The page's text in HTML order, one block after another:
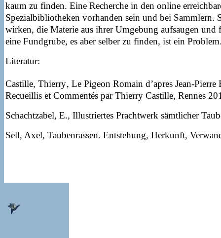
kaum zu finden. Eine Recherche in den online
Spezialbibliotheken vorhanden sein und bei Sammlern.
wirken, die Materie aus ihrer Umgebung aufsaugen
eine Fundgrube, es aber selber zu finden, ist ein
Literatur:
Castille, Thierry‚ Le Pigeon Romain d’apres Jean-
Recueillis et Commentés par Thierry Castille, Rennes
Schachtzabel, E., Illustriertes Prachtwerk sämtlicher
Sell, Axel, Taubenrassen. Entstehung, Herkunft,